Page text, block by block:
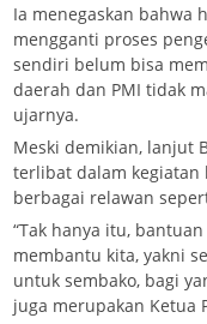
Ia menegaskan bahwa
mengganti proses
sendiri belum bisa
daerah dan PMI tidak
ujarnya.
Meski demikian, lanjut
terlibat dalam kegiatan
berbagai relawan
“Tak hanya itu,
membantu kita, yakni
untuk sembako, bagi
juga merupakan Ketua